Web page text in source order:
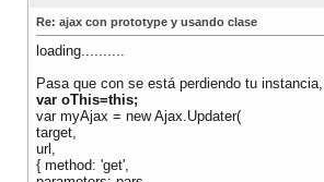
Re: ajax con prototype y usando clase
loading..........
Pasa que con se está perdiendo tu
var oThis=this;
var myAjax = new Ajax.Updater(
target,
url,
{ method: 'get',